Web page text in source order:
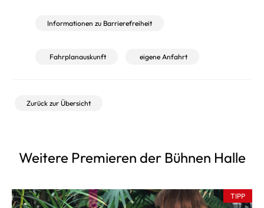
Informationen zu Barrierefreiheit
Fahrplanauskunft eigene Anfahrt
Zurück zur Übersicht
Weitere Premieren der Bühnen Halle
TIPP